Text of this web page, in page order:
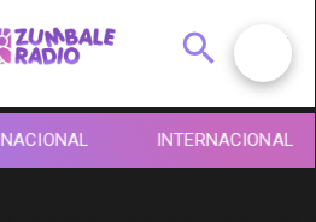
NACIONAL INTERNACIONAL